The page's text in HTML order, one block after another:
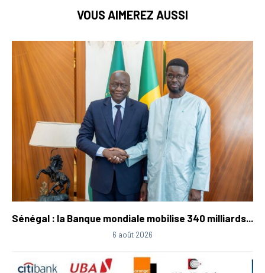
VOUS AIMEREZ AUSSI
Sénégal : la Banque mondiale mobilise 340 milliards...
6 août 2026